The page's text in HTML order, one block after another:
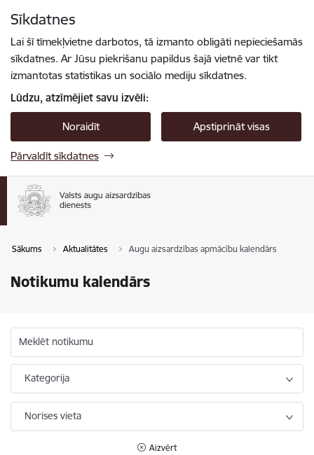
Sīkdatnes
Lai šī tīmekļvietne darbotos, tā izmanto obligāti nepieciešamās
sīkdatnes. Ar Jūsu piekrišanu papildus šajā vietnē var tikt
izmantotas statistikas un sociālo mediju sīkdatnes.
Lūdzu, atzīmējiet savu izvēli:
Noraidīt Apstiprināt visas
Pārvaldīt sīkdatnes
Sākums Aktualitātes Augu aizsardzības apmācību kalendārs
Notikumu kalendārs
Meklēt notikumu
Kategorija
Norises vieta
Aizvērt